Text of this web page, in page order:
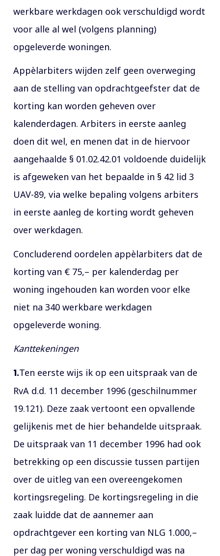
werkbare werkdagen ook verschuldigd wordt
voor alle al wel (volgens planning)
opgeleverde woningen.
Appèlarbiters wijden zelf geen overweging
aan de stelling van opdrachtgeefster dat de
korting kan worden geheven over
kalenderdagen. Arbiters in eerste aanleg
doen dit wel, en menen dat in de hiervoor
aangehaalde § 01.02.42.01 voldoende duidelijk
is afgeweken van het bepaalde in § 42 lid 3
UAV-89, via welke bepaling volgens arbiters
in eerste aanleg de korting wordt geheven
over werkdagen.
Concluderend oordelen appèlarbiters dat de
korting van € 75,– per kalenderdag per
woning ingehouden kan worden voor elke
niet na 340 werkbare werkdagen
opgeleverde woning.
Kanttekeningen
1.Ten eerste wijs ik op een uitspraak van de
RvA d.d. 11 december 1996 (geschilnummer
19.121). Deze zaak vertoont een opvallende
gelijkenis met de hier behandelde uitspraak.
De uitspraak van 11 december 1996 had ook
betrekking op een discussie tussen partijen
over de uitleg van een overeengekomen
kortingsregeling. De kortingsregeling in die
zaak luidde dat de aannemer aan
opdrachtgever een korting van NLG 1.000,–
per dag per woning verschuldigd was na